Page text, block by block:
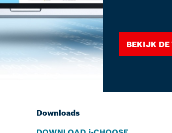
Bekijk de
Downloads